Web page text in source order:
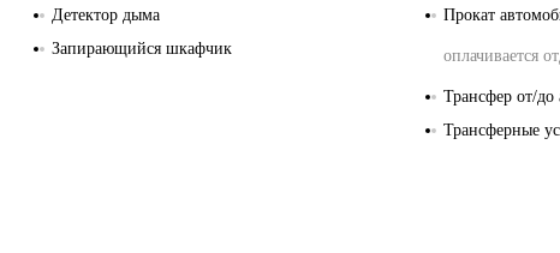
Детектор дыма
Запирающийся шкафчик
Прокат
оплачивается
Трансфер от/до
Трансферные